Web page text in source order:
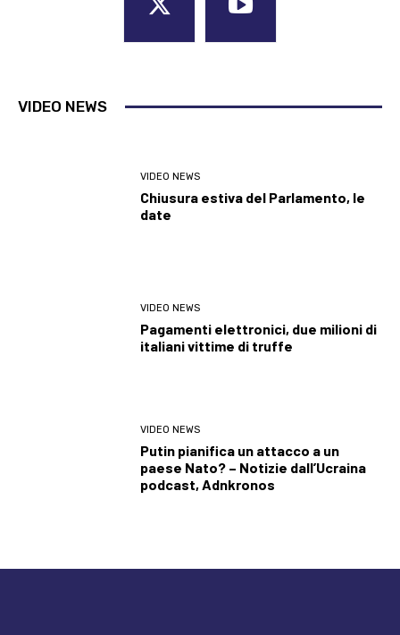
VIDEO NEWS
VIDEO NEWS
Chiusura estiva del Parlamento, le
date
VIDEO NEWS
Pagamenti elettronici, due milioni di
italiani vittime di truffe
VIDEO NEWS
Putin pianifica un attacco a un
paese Nato? – Notizie dall’Ucraina
podcast, Adnkronos